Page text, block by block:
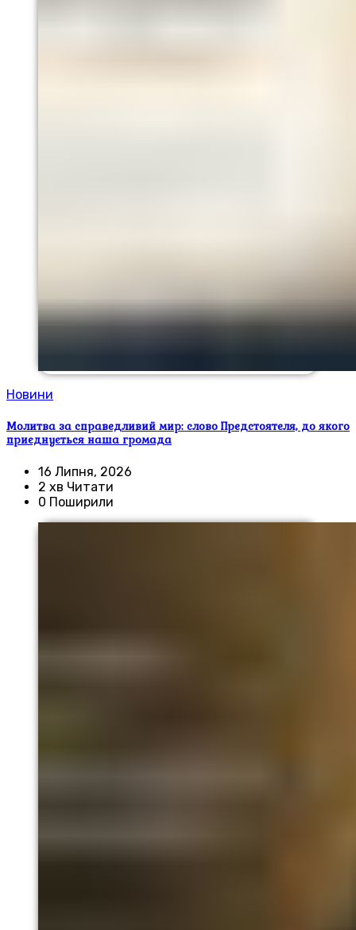
Новини
Молитва за справедливий мир: слово Предстоятеля, до якого
приєднується наша громада
16 Липня, 2026
2 хв Читати
0 Поширили